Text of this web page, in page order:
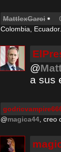
MattlexGarci
Colombia, Ecuador...
@
a sus
@magica44 ,